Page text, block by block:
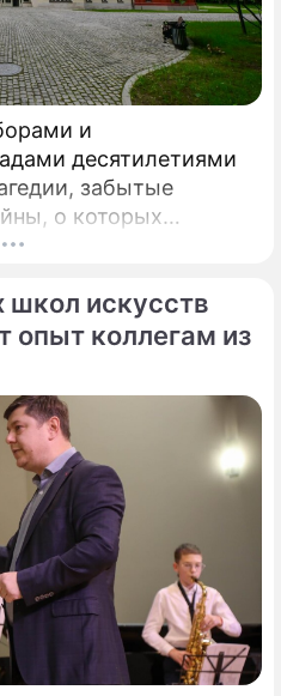
и
десятилетиями
забытые
о которых
не догадывались.
школ искусств
коллегам из